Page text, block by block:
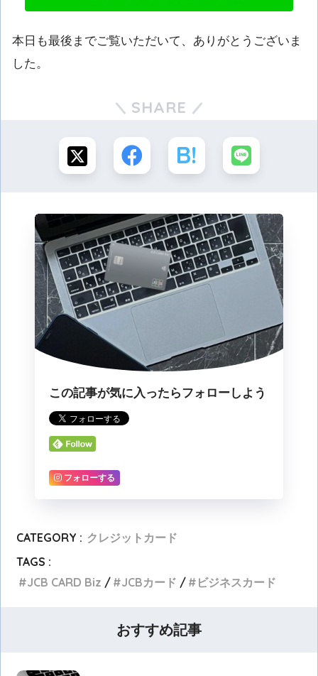
本日も最後までご覧いただいて、ありがとうございま
した。
SHARE
この記事が気に入ったらフォローしよう
フォローする
CATEGORY : クレジットカード
TAGS :
JCB CARD Biz
JCBカード ビジネスカード
おすすめ記事